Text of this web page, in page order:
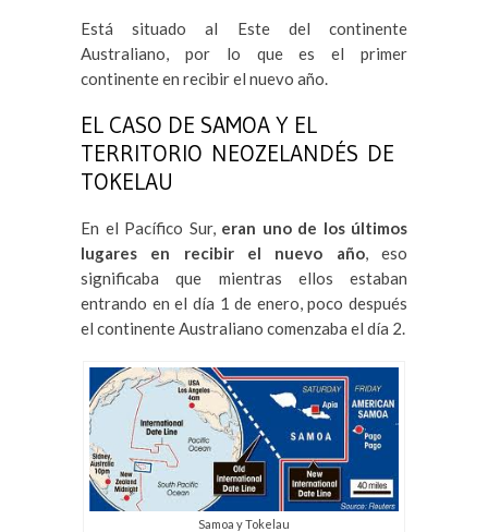
Está situado al Este del continente
Australiano, por lo que es el primer
continente en recibir el nuevo año.
EL CASO DE SAMOA Y EL
TERRITORIO NEOZELANDÉS DE
TOKELAU
En el Pacífico Sur, eran uno de los últimos
lugares en recibir el nuevo año, eso
significaba que mientras ellos estaban
entrando en el día 1 de enero, poco después
el continente Australiano comenzaba el día 2.
Samoa y Tokelau